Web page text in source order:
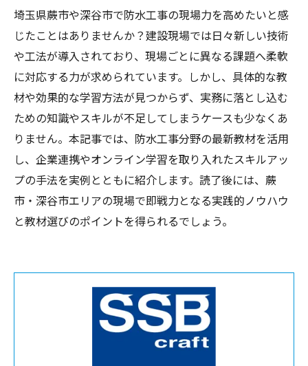
埼玉県蕨市や深谷市で防水工事の現場力を高めたいと感
じたことはありませんか？建設現場では日々新しい技術
や工法が導入されており、現場ごとに異なる課題へ柔軟
に対応する力が求められています。しかし、具体的な教
材や効果的な学習方法が見つからず、実務に落とし込む
ための知識やスキルが不足してしまうケースも少なくあ
りません。本記事では、防水工事分野の最新教材を活用
し、企業連携やオンライン学習を取り入れたスキルアッ
プの手法を実例とともに紹介します。読了後には、蕨
市・深谷市エリアの現場で即戦力となる実践的ノウハウ
と教材選びのポイントを得られるでしょう。